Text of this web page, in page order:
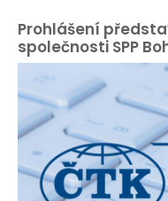
Prohlášení
společnosti SPP